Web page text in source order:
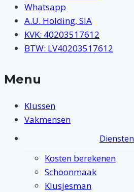
Whatsapp
A.U. Holding, SIA
KVK: 40203517612
BTW: LV40203517612
Menu
Klussen
Vakmensen
Diensten
Kosten berekenen
Schoonmaak
Klusjesman